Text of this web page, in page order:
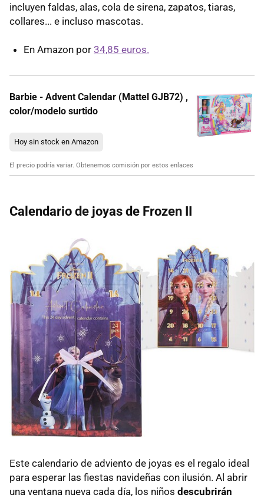
incluyen faldas, alas, cola de sirena, zapatos, tiaras,
collares... e incluso mascotas.
En Amazon por 34,85 euros.
Barbie - Advent Calendar (Mattel GJB72) ,
color/modelo surtido
Hoy sin stock en Amazon
El precio podría variar. Obtenemos comisión por estos enlaces
Calendario de joyas de Frozen II
Este calendario de adviento de joyas es el regalo ideal
para esperar las fiestas navideñas con ilusión. Al abrir
una ventana nueva cada día, los niños descubrirán